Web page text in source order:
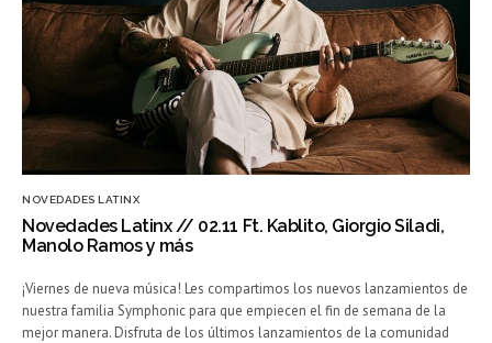
NOVEDADES LATINX
Novedades Latinx // 02.11 Ft. Kablito, Giorgio Siladi,
Manolo Ramos y más
¡Viernes de nueva música! Les compartimos los nuevos lanzamientos de
nuestra familia Symphonic para que empiecen el fin de semana de la
mejor manera. Disfruta de los últimos lanzamientos de la comunidad